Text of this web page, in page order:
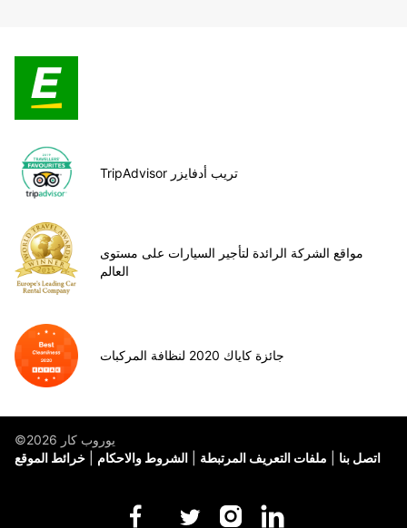
TripAdvisor تريب أدفايزر
مواقع الشركة الرائدة لتأجير السيارات على مستوى
العالم
جائزة كاياك 2020 لنظافة المركبات
©يوروب كار 2026
خرائط الموقع
الشروط والاحكام ملفات التعريف المرتبطة اتصل بنا